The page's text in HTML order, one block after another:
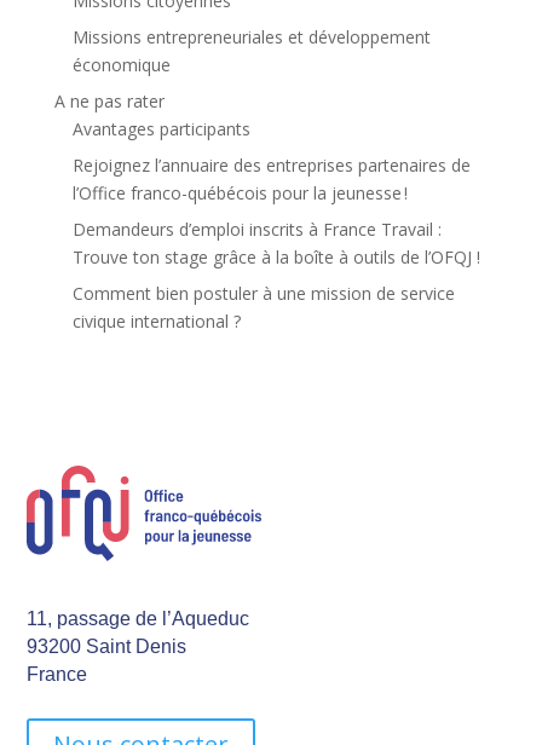
Missions entrepreneuriales et développement
économique
A ne pas rater
Avantages participants
Rejoignez l’annuaire des entreprises partenaires de
l’Office franco-québécois pour la jeunesse !
Demandeurs d’emploi inscrits à France Travail :
Trouve ton stage grâce à la boîte à outils de l’OFQJ !
Comment bien postuler à une mission de service
civique international ?
11, passage de l’Aqueduc
93200 Saint Denis
France